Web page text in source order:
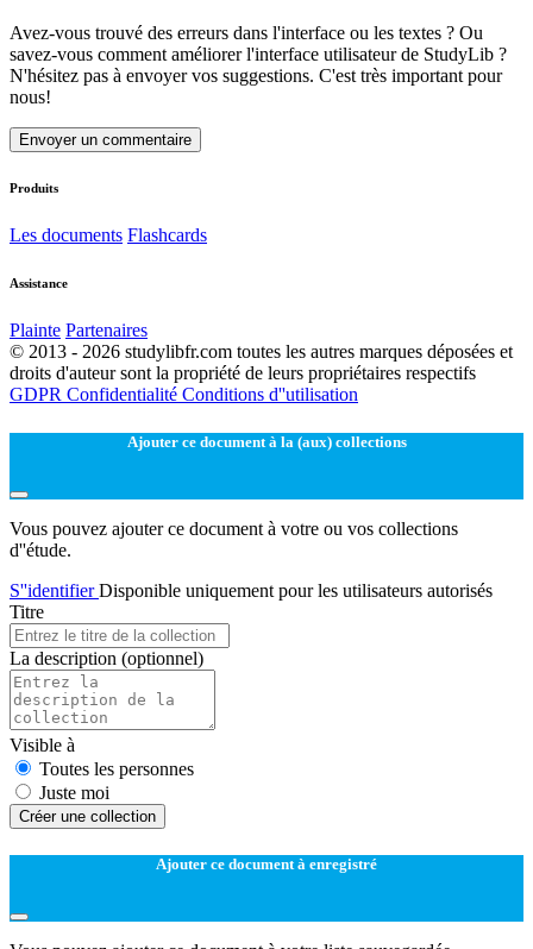
Avez-vous trouvé des erreurs dans l'interface ou les textes ? Ou
savez-vous comment améliorer l'interface utilisateur de StudyLib ?
N'hésitez pas à envoyer vos suggestions. C'est très important pour
nous!
Envoyer un commentaire
Produits
Les documents Flashcards
Assistance
Plainte Partenaires
© 2013 - 2026 studylibfr.com toutes les autres marques déposées et
droits d'auteur sont la propriété de leurs propriétaires respectifs
GDPR Confidentialité Conditions d''utilisation
Ajouter ce document à la (aux) collections
Vous pouvez ajouter ce document à votre ou vos collections
d''étude.
S''identifierDisponible uniquement pour les utilisateurs autorisés
Titre
La description (optionnel)
Visible à
Toutes les personnes
Juste moi
Créer une collection
Ajouter ce document à enregistré